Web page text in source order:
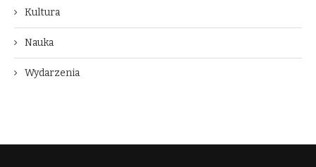
Kultura
Nauka
Wydarzenia